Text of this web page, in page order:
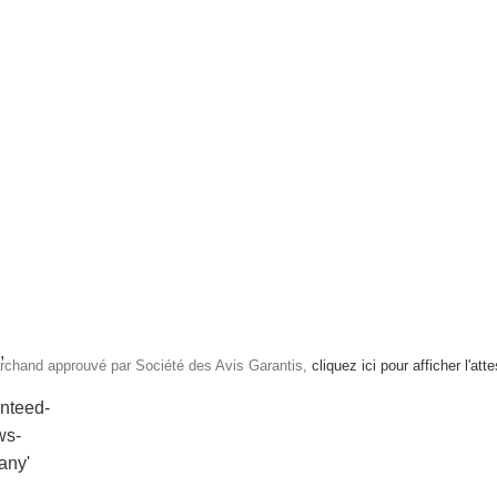
approuvé par Société des Avis Garantis, cliquez ici pour afficher